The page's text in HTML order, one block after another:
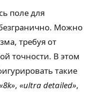
поле для
Можно
требуя от
точности. В этом
такие
, «ultra detailed»,